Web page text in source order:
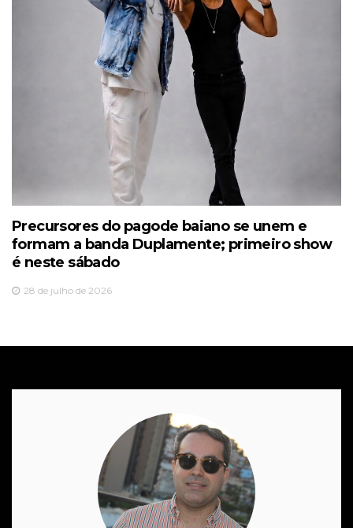
Precursores do pagode baiano se unem e
formam a banda Duplamente; primeiro show
é neste sábado
28 de julho de 2026